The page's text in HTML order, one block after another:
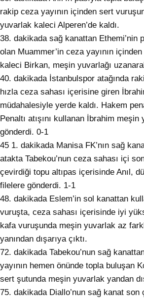
rakip ceza yayının içinden sert
yuvarlak kaleci Alperen’de kaldı.
38. dakikada sağ kanattan Ethemi’nin
olan Muammer’in ceza yayının
kaleci Birkan, meşin yuvarlağı
40. dakikada İstanbulspor atağında
hızla ceza sahası içerisine giren
müdahalesiyle yerde kaldı. Hakem
Penaltı atışını kullanan İbrahim meşin
gönderdi. 0-1
45 1. dakikada Manisa FK’nın sağ
atakta Tabekou’nun ceza sahası içi
çevirdiği topu altıpas içerisinde Anıl,
filelere gönderdi. 1-1
48. dakikada Eslem’in sol kanattan
vuruşta, ceza sahası içerisinde iyi
kafa vuruşunda meşin yuvarlak az
yanından dışarıya çıktı.
72. dakikada Tabekou’nun sağ
yayının hemen önünde topla buluşan
sert şutunda meşin yuvarlak yandan
75. dakikada Diallo’nun sağ kanat son